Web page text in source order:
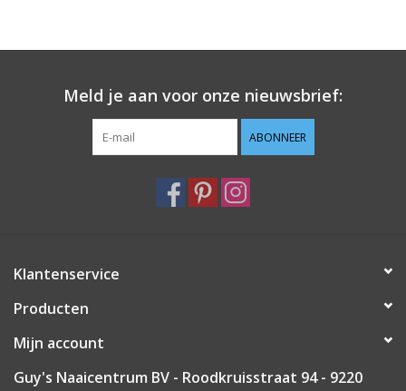
Meld je aan voor onze nieuwsbrief:
ABONNEER
Klantenservice
Producten
Mijn account
Guy's Naaicentrum BV - Roodkruisstraat 94 - 9220